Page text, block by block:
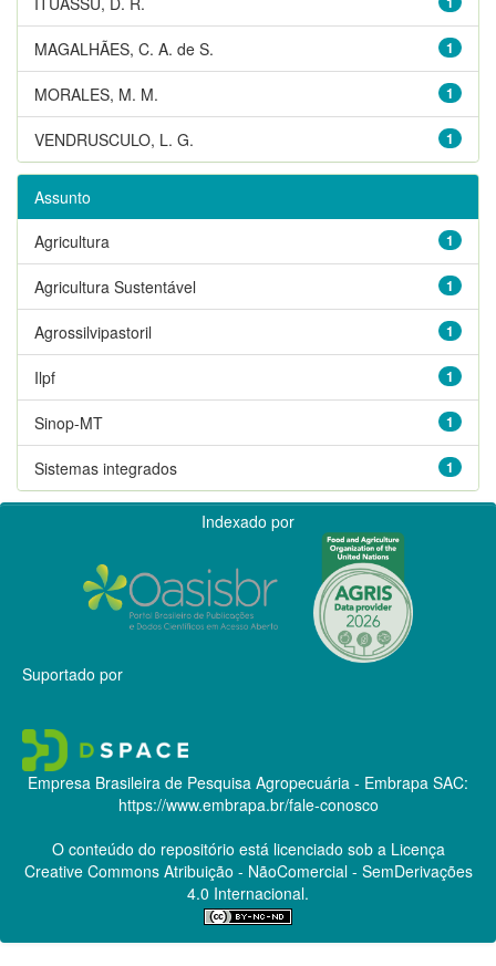
1
MAGALHÃES, C. A. de S.
1
MORALES, M. M.
1
VENDRUSCULO, L. G.
Assunto
1
Agricultura
1
Agricultura Sustentável
1
Agrossilvipastoril
1
Ilpf
1
Sinop-MT
1
Sistemas integrados
Indexado por
Suportado por
Empresa Brasileira de Pesquisa Agropecuária - Embrapa SAC:
https://www.embrapa.br/fale-conosco
O conteúdo do repositório está licenciado sob a Licença
Creative CommonsAtribuição - NãoComercial - SemDerivações
4.0 Internacional.